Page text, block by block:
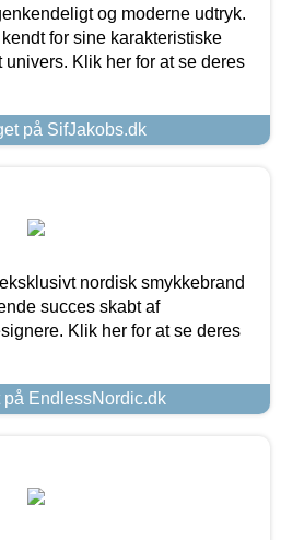
og moderne udtryk.
for sine karakteristiske
Klik her for at se deres
på SifJakobs.dk
nordisk smykkebrand
succes skabt af
Klik her for at se deres
på EndlessNordic.dk